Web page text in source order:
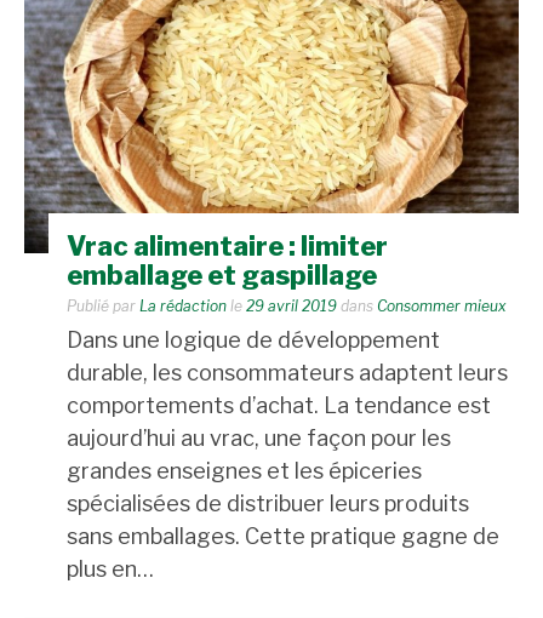
Vrac alimentaire : limiter
emballage et gaspillage
Publié par La rédaction le 29 avril 2019 dans Consommer mieux
Dans une logique de développement
durable, les consommateurs adaptent leurs
comportements d’achat. La tendance est
aujourd’hui au vrac, une façon pour les
grandes enseignes et les épiceries
spécialisées de distribuer leurs produits
sans emballages. Cette pratique gagne de
plus en…